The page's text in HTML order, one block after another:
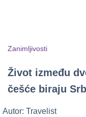
Zanimljivosti
Život između
češće biraju
Autor: Travelist